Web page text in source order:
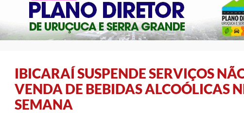
IBICARAÍ SUSPENDE SERVIÇOS
VENDA DE BEBIDAS ALCOÓLICAS
SEMANA